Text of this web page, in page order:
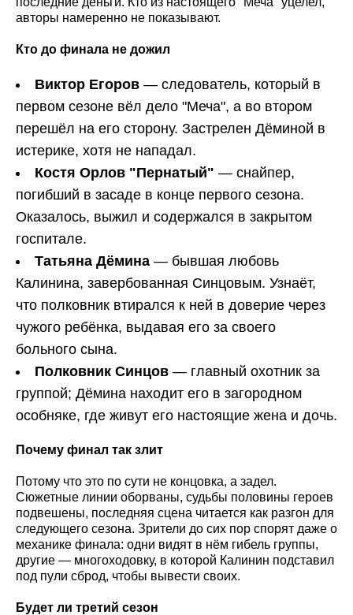
авторы намеренно не показывают.
Кто до финала не дожил
Виктор Егоров — следователь, который в
первом сезоне вёл дело "Меча", а во втором
перешёл на его сторону. Застрелен Дёминой в
истерике, хотя не нападал.
Костя Орлов "Пернатый" — снайпер,
погибший в засаде в конце первого сезона.
Оказалось, выжил и содержался в закрытом
госпитале.
Татьяна Дёмина — бывшая любовь
Калинина, завербованная Синцовым. Узнаёт,
что полковник втирался к ней в доверие через
чужого ребёнка, выдавая его за своего
больного сына.
Полковник Синцов — главный охотник за
группой; Дёмина находит его в загородном
особняке, где живут его настоящие жена и дочь.
Почему финал так злит
Потому что это по сути не концовка, а задел.
Сюжетные линии оборваны, судьбы половины героев
подвешены, последняя сцена читается как разгон для
следующего сезона. Зрители до сих пор спорят даже о
механике финала: одни видят в нём гибель группы,
другие — многоходовку, в которой Калинин подставил
под пули сброд, чтобы вывести своих.
Будет ли третий сезон